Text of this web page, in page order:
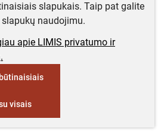
slapukais. Taip pat galite
naudojimu.
apie LIMIS privatumo ir
visais